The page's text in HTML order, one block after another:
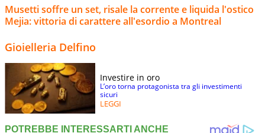
Musetti soffre un set, risale la corrente e liquida l'ostico
Mejia: vittoria di carattere all'esordio a Montreal
Gioielleria Delfino
Investire in oro
L’oro torna protagonista tra gli investimenti
sicuri
LEGGI